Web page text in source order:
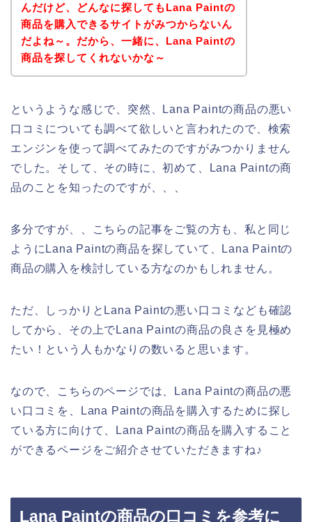
んだけど、どんなに探してもLana Paintの
商品を購入できるサイトがみつからないん
だよね～。だから、一緒に、Lana Paintの
商品を探してくれないかな～
というような感じで、突然、Lana Paintの商品の悪い
口コミについても調べて欲しいと言われたので、検索
エンジンを使って調べてみたのですがみつかりません
でした。そして、その時に、初めて、Lana Paintの商
品のことを知ったのですが、、、
多分ですが、、こちらの記事をご覧の方も、私と同じ
ようにLana Paintの商品を探していて、Lana Paintの
商品の購入を検討している方なのかもしれません。
ただ、しっかりとLana Paintの悪い口コミなども確認
してから、その上でLana Paintの商品の良さを見極め
たい！という人もかなりの数いると思います。
なので、こちらのページでは、Lana Paintの商品の悪
い口コミを、Lana Paintの商品を購入するために探し
ている方に向けて、Lana Paintの商品を購入すること
ができるページをご紹介させていただきますね♪
Lana Paintの商品の口コミを参考に